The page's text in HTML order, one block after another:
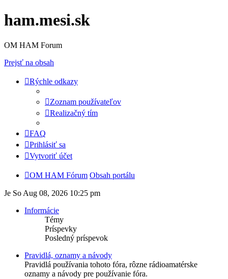
ham.mesi.sk
OM HAM Forum
Prejsť na obsah
Rýchle odkazy
Zoznam používateľov
Realizačný tím
FAQ
Prihlásiť sa
Vytvoriť účet
OM HAM Fórum Obsah portálu
Je So Aug 08, 2026 10:25 pm
Informácie
Témy
Príspevky
Posledný príspevok
Pravidlá, oznamy a návody
Pravidlá používania tohoto fóra, rôzne rádioamatérske
oznamy a návody pre používanie fóra.